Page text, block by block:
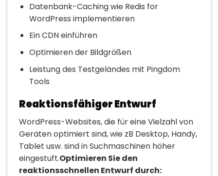
Datenbank-Caching wie Redis for
WordPress implementieren
Ein CDN einführen
Optimieren der Bildgrößen
Leistung des Testgeländes mit Pingdom
Tools
Reaktionsfähiger Entwurf
WordPress-Websites, die für eine Vielzahl von
Geräten optimiert sind, wie zB Desktop, Handy,
Tablet usw. sind in Suchmaschinen höher
eingestuft.Optimieren Sie den
reaktionsschnellen Entwurf durch: